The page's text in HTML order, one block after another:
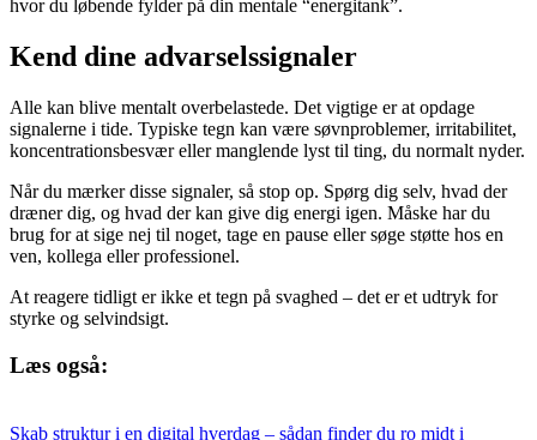
hvor du løbende fylder på din mentale “energitank”.
Kend dine advarselssignaler
Alle kan blive mentalt overbelastede. Det vigtige er at opdage
signalerne i tide. Typiske tegn kan være søvnproblemer, irritabilitet,
koncentrationsbesvær eller manglende lyst til ting, du normalt nyder.
Når du mærker disse signaler, så stop op. Spørg dig selv, hvad der
dræner dig, og hvad der kan give dig energi igen. Måske har du
brug for at sige nej til noget, tage en pause eller søge støtte hos en
ven, kollega eller professionel.
At reagere tidligt er ikke et tegn på svaghed – det er et udtryk for
styrke og selvindsigt.
Læs også:
Skab struktur i en digital hverdag – sådan finder du ro midt i